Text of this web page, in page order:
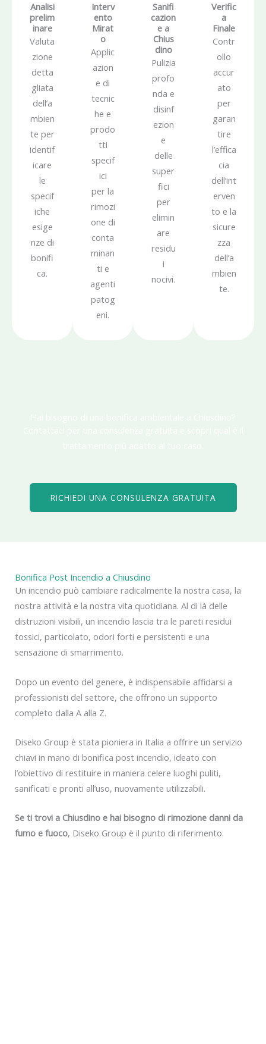
Analisi
prelim
inare
Valuta
zione
detta
gliata
dell’a
mbien
te per
identif
icare
le
specif
iche
esige
nze di
bonifi
ca.
Interv
ento
Mirat
o
Applic
azion
e di
tecnic
he e
prodo
tti
specif
ici
per la
rimozi
one di
conta
minan
ti e
agenti
patog
eni.
Sanifi
cazion
e a
Chius
dino
Pulizia
profo
nda e
disinf
ezion
e
delle
super
fici
per
elimin
are
residu
i
nocivi.
Verific
a
Finale
Contr
ollo
accur
ato
per
garan
tire
l’effica
cia
dell’int
erven
to e la
sicure
zza
dell’a
mbien
te.
RICHIEDI UNA CONSULENZA GRATUITA
Bonifica Post Incendio a Chiusdino
Un incendio può cambiare radicalmente la nostra casa, la
nostra attività e la nostra vita quotidiana. Al di là delle
distruzioni visibili, un incendio lascia tra le pareti residui
tossici, particolato, odori forti e persistenti e una
sensazione di smarrimento.
Dopo un evento del genere, è indispensabile affidarsi a
professionisti del settore, che offrono un supporto
completo dalla A alla Z.
Diseko Group è stata pioniera in Italia a offrire un servizio
chiavi in mano di bonifica post incendio, ideato con
l’obiettivo di restituire in maniera celere luoghi puliti,
sanificati e pronti all’uso, nuovamente utilizzabili.
Se ti trovi a Chiusdino e hai bisogno di rimozione danni da
fumo e fuoco, Diseko Group è il punto di riferimento.